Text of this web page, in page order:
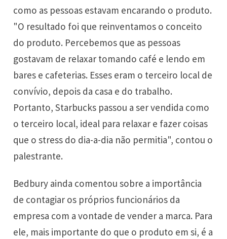
como as pessoas estavam encarando o produto.
"O resultado foi que reinventamos o conceito
do produto. Percebemos que as pessoas
gostavam de relaxar tomando café e lendo em
bares e cafeterias. Esses eram o terceiro local de
convívio, depois da casa e do trabalho.
Portanto, Starbucks passou a ser vendida como
o terceiro local, ideal para relaxar e fazer coisas
que o stress do dia-a-dia não permitia", contou o
palestrante.
Bedbury ainda comentou sobre a importância
de contagiar os próprios funcionários da
empresa com a vontade de vender a marca. Para
ele, mais importante do que o produto em si, é a